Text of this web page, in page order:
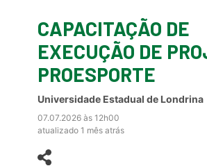
CAPACITAÇÃO DE
EXECUÇÃO DE
PROESPORTE
Universidade Estadual de Londrina
07.07.2026 às 12h00
atualizado 1 mês atrás